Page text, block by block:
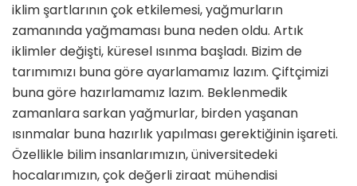
iklim şartlarının çok etkilemesi, yağmurların
zamanında yağmaması buna neden oldu. Artık
iklimler değişti, küresel ısınma başladı. Bizim de
tarımımızı buna göre ayarlamamız lazım. Çiftçimizi
buna göre hazırlamamız lazım. Beklenmedik
zamanlara sarkan yağmurlar, birden yaşanan
ısınmalar buna hazırlık yapılması gerektiğinin işareti.
Özellikle bilim insanlarımızın, üniversitedeki
hocalarımızın, çok değerli ziraat mühendisi